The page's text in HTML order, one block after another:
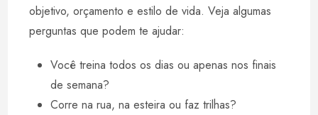
objetivo, orçamento e estilo de vida. Veja algumas
perguntas que podem te ajudar:
Você treina todos os dias ou apenas nos finais
de semana?
Corre na rua, na esteira ou faz trilhas?